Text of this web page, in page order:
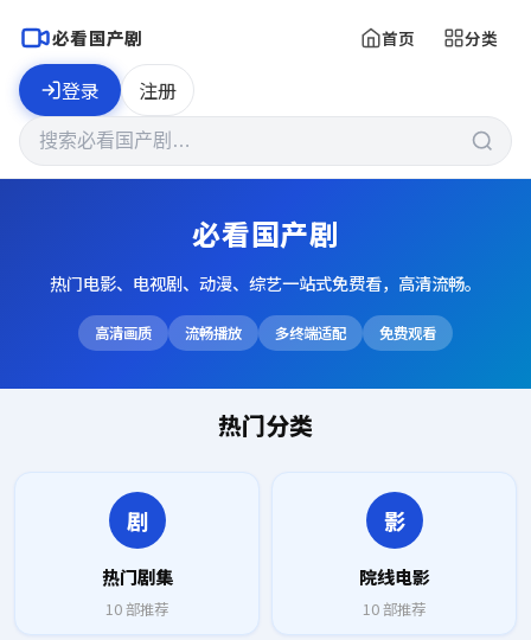
必看国产剧 首页 分类
登录 注册
必看国产剧
热门电影、电视剧、动漫、综艺一站式免费看，高清流畅。
高清画质 流畅播放 多终端适配 免费观看
热门分类
剧
热门剧集
10部推荐
影
院线电影
10部推荐